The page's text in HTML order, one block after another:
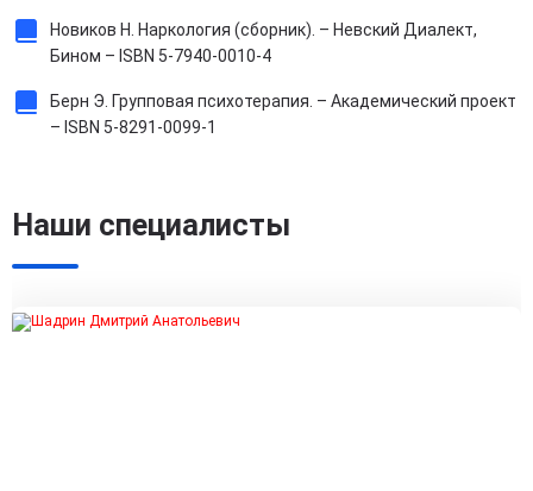
Новиков Н. Наркология (сборник). – Невский Диалект,
Бином – ISBN 5-7940-0010-4
Берн Э. Групповая психотерапия. – Академический проект
– ISBN 5-8291-0099-1
Наши специалисты